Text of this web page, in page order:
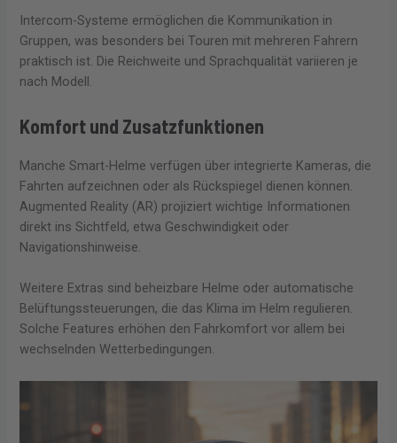
Intercom-Systeme ermöglichen die Kommunikation in
Gruppen, was besonders bei Touren mit mehreren Fahrern
praktisch ist. Die Reichweite und Sprachqualität variieren je
nach Modell.
Komfort und Zusatzfunktionen
Manche Smart-Helme verfügen über integrierte Kameras, die
Fahrten aufzeichnen oder als Rückspiegel dienen können.
Augmented Reality (AR) projiziert wichtige Informationen
direkt ins Sichtfeld, etwa Geschwindigkeit oder
Navigationshinweise.
Weitere Extras sind beheizbare Helme oder automatische
Belüftungssteuerungen, die das Klima im Helm regulieren.
Solche Features erhöhen den Fahrkomfort vor allem bei
wechselnden Wetterbedingungen.